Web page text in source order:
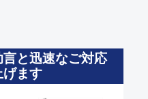
と迅速なご対応
げます